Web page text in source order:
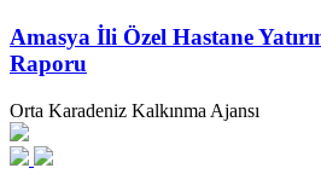
Amasya İli Özel Hastane
Raporu
Orta Karadeniz Kalkınma Ajansı